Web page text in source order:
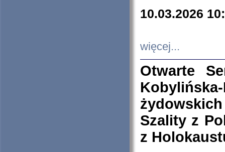
10.03.2026
więcej...
Otwarte
Szality z
z